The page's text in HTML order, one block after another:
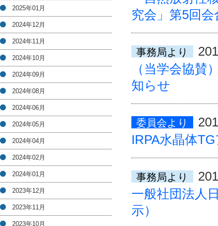
究会」第5回
事務局より
（当学会協賛
知らせ
委員会より
IRPA水晶体
事務局より
一般社団法人
示）
2025年01月
2024年12月
2024年11月
2024年10月
2024年09月
2024年08月
2024年06月
2024年05月
2024年04月
2024年02月
2024年01月
2023年12月
2023年11月
2023年10月